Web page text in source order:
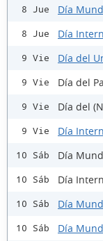
8 Jue Día
8 Jue Día
9 Vie Día del
9 Vie Día del
9 Vie Día del
9 Vie Día
10 Sáb Día
10 Sáb Día
10 Sáb Día
10 Sáb Día